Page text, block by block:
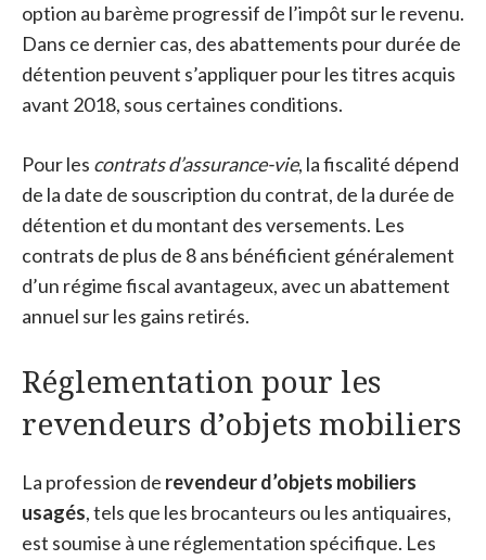
option au barème progressif de l’impôt sur le revenu.
Dans ce dernier cas, des abattements pour durée de
détention peuvent s’appliquer pour les titres acquis
avant 2018, sous certaines conditions.
Pour les contrats d’assurance-vie, la fiscalité dépend
de la date de souscription du contrat, de la durée de
détention et du montant des versements. Les
contrats de plus de 8 ans bénéficient généralement
d’un régime fiscal avantageux, avec un abattement
annuel sur les gains retirés.
Réglementation pour les
revendeurs d’objets mobiliers
La profession de revendeur d’objets mobiliers
usagés, tels que les brocanteurs ou les antiquaires,
est soumise à une réglementation spécifique. Les